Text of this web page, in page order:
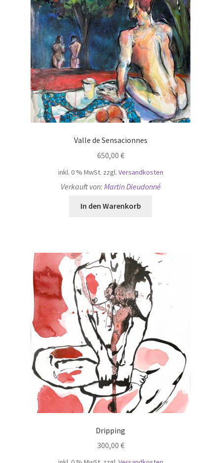
Valle de Sensacionnes
650,00 €
inkl. 0 % MwSt. zzgl. Versandkosten
Verkauft von: Martin Dieudonné
In den Warenkorb
Dripping
300,00 €